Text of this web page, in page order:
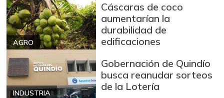
AGRO
Cáscaras de coco
aumentarían la
durabilidad de
edificaciones
INDUSTRIA
Gobernación de Quindío
busca reanudar sorteos
de la Lotería